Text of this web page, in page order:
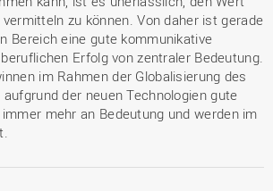
zu können. Von daher ist gerade
Bereich eine gute kommunikative
Erfolg von zentraler Bedeutung.
im Rahmen der Globalisierung des
der neuen Technologien gute
mehr an Bedeutung und werden im